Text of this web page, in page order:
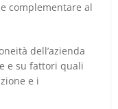
complementare al
dell’azienda
e su fattori quali
e i